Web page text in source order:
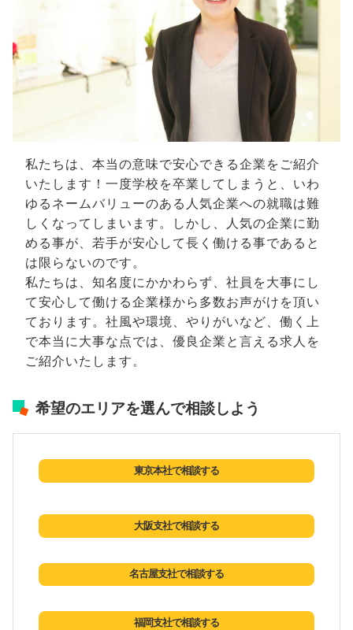
私たちは、本当の意味で安心できる企業をご紹介
いたします！一度学校を卒業してしまうと、いわ
ゆるネームバリューのある人気企業への就職は難
しくなってしまいます。しかし、人気の企業に勤
める事が、若手が安心して長く働ける事であると
は限らないのです。
私たちは、知名度にかかわらず、社員を大事にし
て安心して働ける企業様から多数お声がけを頂い
ております。社風や環境、やりがいなど、働く上
で本当に大事な点では、優良企業と言える求人を
ご紹介いたします。
希望のエリアを選んで相談しよう
東京本社で相談する
大阪支社で相談する
名古屋支社で相談する
福岡支社で相談する